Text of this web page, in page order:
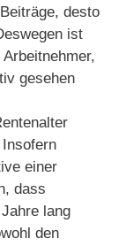
desto
ist
gesehen
einer
dass
lang
den